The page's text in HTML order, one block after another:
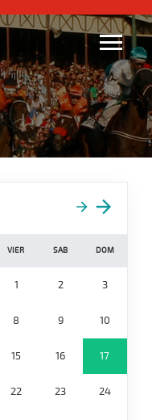
VIER SAB DOM
1 2 3
8 9 10
15 16 17
22 23 24